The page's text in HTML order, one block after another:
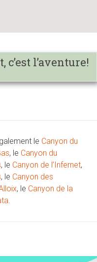
c’est l’aventure!
le Canyon du
, le Canyon du
, le Canyon de l’Infernet,
, le Canyon des
, le Canyon de la